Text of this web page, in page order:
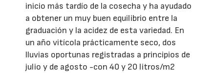
inicio más tardío de la cosecha y ha ayudado
a obtener un muy buen equilibrio entre la
graduación y la acidez de esta variedad. En
un año vitícola prácticamente seco, dos
lluvias oportunas registradas a principios de
julio y de agosto -con 40 y 20 litros/m2